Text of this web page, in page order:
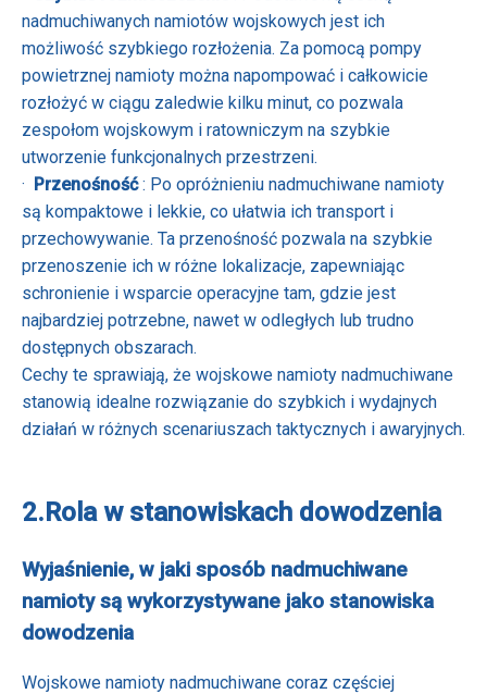
nadmuchiwanych namiotów wojskowych jest ich
możliwość szybkiego rozłożenia. Za pomocą pompy
powietrznej namioty można napompować i całkowicie
rozłożyć w ciągu zaledwie kilku minut, co pozwala
zespołom wojskowym i ratowniczym na szybkie
utworzenie funkcjonalnych przestrzeni.
· Przenośność: Po opróżnieniu nadmuchiwane namioty
są kompaktowe i lekkie, co ułatwia ich transport i
przechowywanie. Ta przenośność pozwala na szybkie
przenoszenie ich w różne lokalizacje, zapewniając
schronienie i wsparcie operacyjne tam, gdzie jest
najbardziej potrzebne, nawet w odległych lub trudno
dostępnych obszarach.
Cechy te sprawiają, że wojskowe namioty nadmuchiwane
stanowią idealne rozwiązanie do szybkich i wydajnych
działań w różnych scenariuszach taktycznych i awaryjnych.
2.Rola w stanowiskach dowodzenia
Wyjaśnienie, w jaki sposób nadmuchiwane
namioty są wykorzystywane jako stanowiska
dowodzenia
Wojskowe namioty nadmuchiwane coraz częściej